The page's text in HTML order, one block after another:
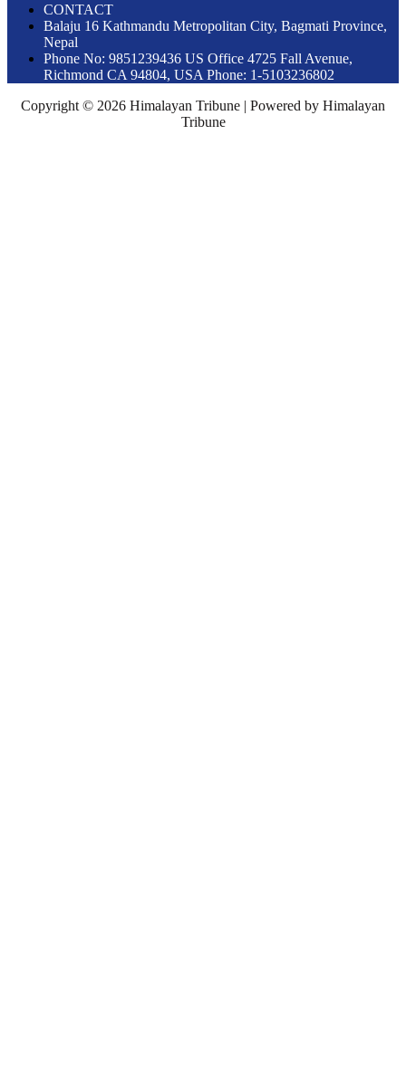
CONTACT
Balaju 16 Kathmandu Metropolitan City, Bagmati Province,
Nepal
Phone No: 9851239436 US Office 4725 Fall Avenue,
Richmond CA 94804, USA Phone: 1-5103236802
Copyright © 2026 Himalayan Tribune | Powered by Himalayan
Tribune